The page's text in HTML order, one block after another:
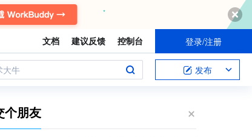
文档 建议反馈 控制台 登录/注册
大牛 发布
个朋友